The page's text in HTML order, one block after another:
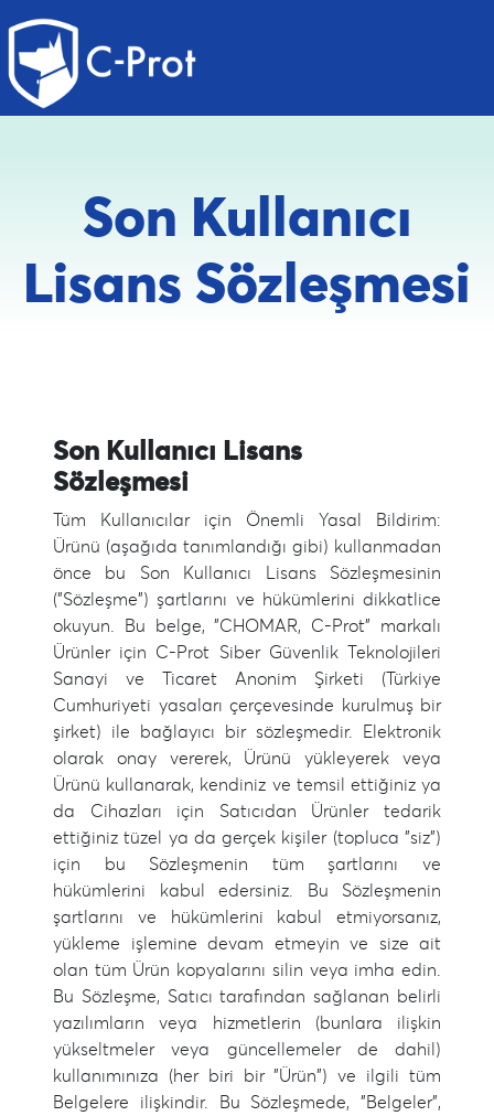
Son Kullanıcı
Lisans Sözleşmesi
Son Kullanıcı Lisans
Sözleşmesi
Tüm Kullanıcılar için Önemli Yasal Bildirim:
Ürünü (aşağıda tanımlandığı gibi) kullanmadan
önce bu Son Kullanıcı Lisans Sözleşmesinin
("Sözleşme") şartlarını ve hükümlerini dikkatlice
okuyun. Bu belge, "CHOMAR, C-Prot" markalı
Ürünler için C-Prot Siber Güvenlik Teknolojileri
Sanayi ve Ticaret Anonim Şirketi (Türkiye
Cumhuriyeti yasaları çerçevesinde kurulmuş bir
şirket) ile bağlayıcı bir sözleşmedir. Elektronik
olarak onay vererek, Ürünü yükleyerek veya
Ürünü kullanarak, kendiniz ve temsil ettiğiniz ya
da Cihazları için Satıcıdan Ürünler tedarik
ettiğiniz tüzel ya da gerçek kişiler (topluca "siz")
için bu Sözleşmenin tüm şartlarını ve
hükümlerini kabul edersiniz. Bu Sözleşmenin
şartlarını ve hükümlerini kabul etmiyorsanız,
yükleme işlemine devam etmeyin ve size ait
olan tüm Ürün kopyalarını silin veya imha edin.
Bu Sözleşme, Satıcı tarafından sağlanan belirli
yazılımların veya hizmetlerin (bunlara ilişkin
yükseltmeler veya güncellemeler de dahil)
kullanımınıza (her biri bir "Ürün") ve ilgili tüm
Belgelere ilişkindir. Bu Sözleşmede, "Belgeler",